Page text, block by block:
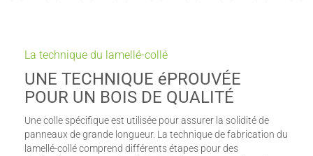
La technique du lamellé-collé
UNE TECHNIQUE éPROUVÉE
POUR UN BOIS DE QUALITÉ
Une colle spécifique est utilisée pour assurer la solidité de
panneaux de grande longueur. La technique de fabrication du
lamellé-collé comprend différents étapes pour des